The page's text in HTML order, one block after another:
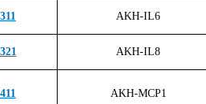
AKH-IL6
AKH-IL8
AKH-MCP1